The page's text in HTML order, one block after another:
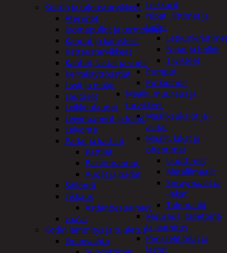
Leikkurit
Nipat, liittimet ja
holkit
Nipat ja holkit
Tiivisteet
Pumput
Putkipihdit
Maalit, muuraus ja
tarvikkeet
Maalikaukalot ja -
astiat
Maalit, lakat ja
ohentimet
Liuottimet
Metallimaalit
Spraymaalit ja
-lakat
Talomaalit
Muuraus, tapetointi
ja laatoitus
Pensselit telat ja
lastat
Keittiö ja taloustarvikkeet
Aterimet
Juomapullot ja termokset
Kannut ja kanisterit
Kattaustarvikkeet
Kauhat, lastat ja sudit
Kertakäyttöastiat
Lasit ja mukit
Lautaset
Leikkuulaudat
Leivinpaperit ja foliot
Leivonta
Padat ja kattilat
Kattilat
Paistinpannut
Vuoat ja padat
Säilöntä
Tiskaus
Astianpesuaineet
vaa'at
Kodin lämmitys ja tuuletus
Ilmanvaihto